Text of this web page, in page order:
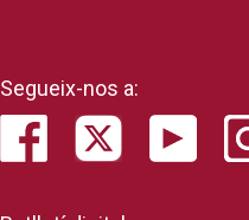
Segueix-nos a: